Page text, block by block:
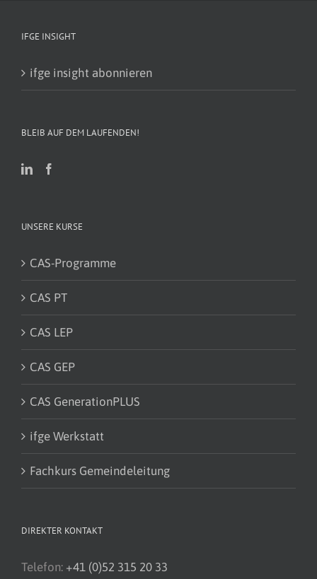
IFGE INSIGHT
ifge insight abonnieren
BLEIB AUF DEM LAUFENDEN!
UNSERE KURSE
CAS-Programme
CAS PT
CAS LEP
CAS GEP
CAS GenerationPLUS
ifge Werkstatt
Fachkurs Gemeindeleitung
DIREKTER KONTAKT
Telefon: +41 (0)52 315 20 33